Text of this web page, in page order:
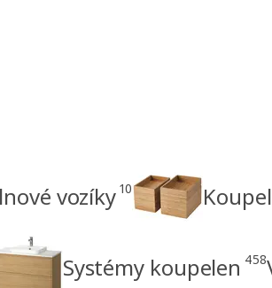
vozíky 10
Systémy koupelen 458